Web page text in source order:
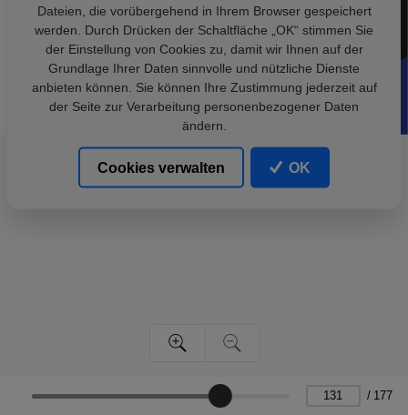
/ 177
Dateien, die vorübergehend in Ihrem Browser gespeichert
werden. Durch Drücken der Schaltfläche „OK“ stimmen Sie
der Einstellung von Cookies zu, damit wir Ihnen auf der
Grundlage Ihrer Daten sinnvolle und nützliche Dienste
anbieten können. Sie können Ihre Zustimmung jederzeit auf
der Seite zur Verarbeitung personenbezogener Daten
ändern.
Cookies verwalten OK